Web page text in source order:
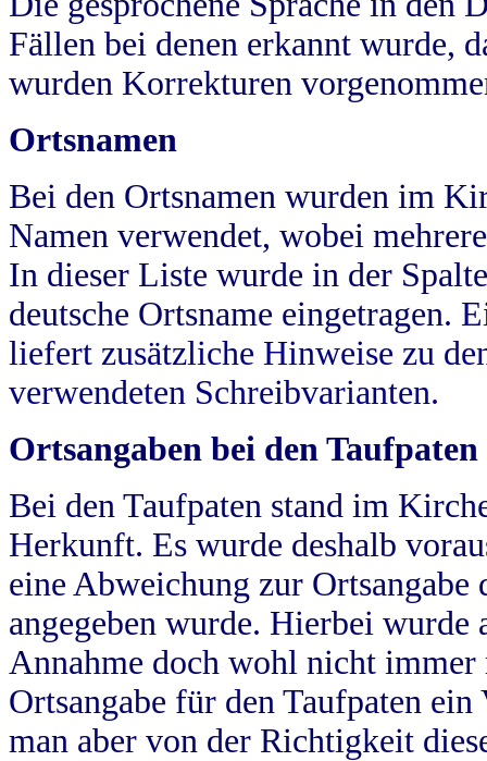
Fällen bei denen erkannt wurde,
wurden Korrekturen
Ortsnamen
Bei den Ortsnamen wurden im
Namen verwendet, wobei
In dieser Liste wurde in der
deutsche Ortsname eingetragen.
liefert zusätzliche Hinweise zu
verwendeten Schreibvarianten.
Ortsangaben bei den Taufpaten
Bei den Taufpaten stand im
Herkunft. Es wurde deshalb
eine Abweichung zur
angegeben wurde. Hierbei wurde
Annahme doch wohl nicht
Ortsangabe für den Taufpaten
man aber von der Richtigkeit